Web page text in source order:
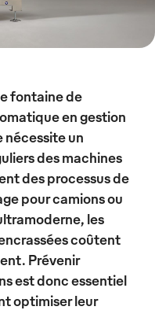
fontaine de
en gestion
un
des machines
des processus de
pour camions ou
les
coûtent
Prévenir
est donc essentiel
optimiser leur